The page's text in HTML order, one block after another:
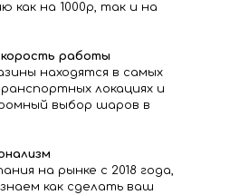
как на 1000р, так и на
работы
находятся в самых
локациях и
выбор шаров в
на рынке с 2018 года,
как сделать ваш